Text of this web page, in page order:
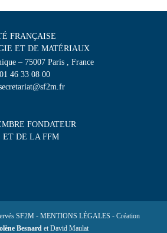
FRANÇAISE
ET DE MATÉRIAUX
– 75007 Paris , France
46 33 08 00
FONDATEUR
ET DE LA FFM
SF2M - MENTIONS LÉGALES - Création
Besnard et David Maulat